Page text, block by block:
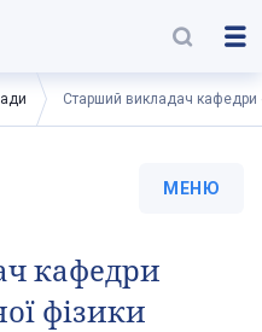
Старший викладач кафедри
МЕНЮ
кафедри
фізики